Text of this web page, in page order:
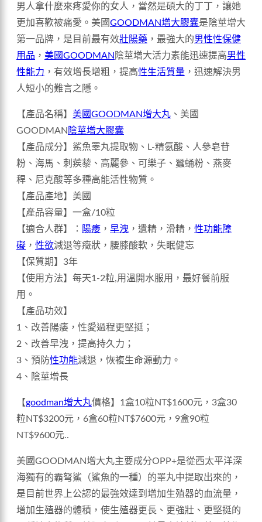
男人拿什麼來疼愛你的女人，當然是碩大的丁丁，讓她
更加喜歡被痛愛。美國GOODMAN增大膠囊是陰莖增大
第一品牌，是目前最有效壯陽藥 ，最強大的男性性保健
用品 ， 美國GOODMAN 陰莖增大活力素能迅速提高男性
性能力 ，有效增長增粗，提高性生活質量 ，迅速解決男
人短小的難言之隱。
【產品名稱】 美國GOODMAN增大丸 、美國
GOODMAN 陰莖增大膠囊
【產品成分】鯊魚睪丸提取物、L-精氨酸、人參皂苷
粉、海馬、刺蒺藜、高麗參、可樂子、蠶蛹粉、燕麥
稈、尼克酸等多種高能活性物質。
【產品產地】美國
【產品容量】一盒/10粒
【適合人群】：
陽痿 ， 早洩 ，遺精，滑精， 性功能障
礙 ， 性欲減退等癥狀，腰膝酸軟，失眠健忘
【保質期】3年
【使用方法】每天1-2粒,用溫開水服用，最好餐前服
用。
【產品功效】
1、改善陽痿，性愛過程更堅挺；
2、改善早洩，提高持久力；
3、預防性功能減退，恢複生命源動力。
4、陰莖增長
【goodman增大丸價格】1盒10粒NT$1600元，3盒30
粒NT$3200元，6盒60粒NT$7600元，9盒90粒
NT$9600元..
美國GOODMAN增大丸主要成分OPP+是從西太平洋深
海獨有的霸弩鯊（鯊魚的一種）的睪丸中提取出來的，
是目前世界上公認的最強效達到增加生殖器的血流量，
增加生殖器的體積，使生殖器更長、更強壯、更堅挺的